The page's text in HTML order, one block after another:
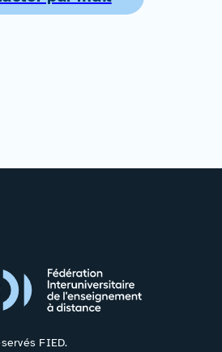
FIED.